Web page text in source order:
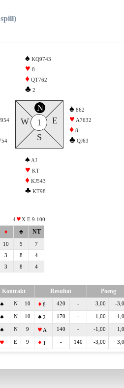
♠ KQ9743
♥ 8
♦ QT762
♣ 2
N
S
W E
1
♠ 862
♥ A7632
♦ 8
♣ QJ63
♠ AJ
♥ KT
♦ KJ543
♣ KT98
4 X E 9 100
♦ ♣ NT
10 5
7
3 8
4
3 8 4
Kontrakt Resultat Poeng
N 10 8 420 - 3,00 -
N 10 2 170 - 1,00 -
N 9 A 140 - -1,00
E 9 T - 140 -3,00